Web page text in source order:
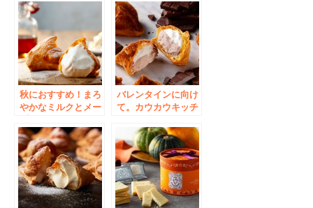
のハーモニーから生
まれたとろ～りクリ
ームの「ミルクパイ
ピスタチオ」が期間
限定で登場
ム。カウカウキッチ
ンから「ミルクパイ
ストロベリー」が発
売
秋におすすめ！まろ
やかなミルクとメー
むカウカウキッチン
から期間限定「ミル
クパイ メープル」
が新発売
バレンタインに向け
て。カウカウキッチ
Kitchenミルクパイ
ショコラ」を期間限
定で発売